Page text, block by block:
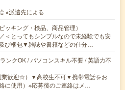
※派遣先による
ッキング・検品、商品管理）
＜とってもシンプルなので未経験でも安
び梱包▼雑誌や書籍などの仕分…
ンクOK / パソコンスキル不要 / 英語力不
業歓迎☆）▼高校生不可▼携帯電話をお
に使用）※応募後のご連絡はメ…